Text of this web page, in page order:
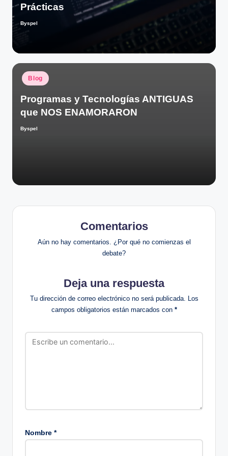
Prácticas
Publicado
por
Byspel
Publicado
en
Blog
Programas y Tecnologías ANTIGUAS
que NOS ENAMORARON
Publicado
Byspel
Comentarios
Aún no hay comentarios. ¿Por qué no comienzas el
debate?
Deja una respuesta
Tu dirección de correo electrónico no será publicada. Los
campos obligatorios están marcados con *
Nombre *